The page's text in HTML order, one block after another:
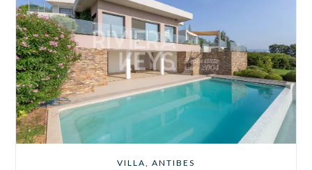
VILLA, ANTIBES